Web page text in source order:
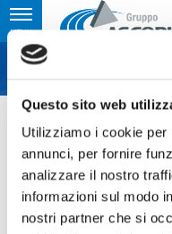
Questo sito web
Utilizziamo i cookie
annunci, per fornire
analizzare il nostro
informazioni sul modo
nostri partner che si
Toggle
MENU
Home›Aggregazioni
intesa proposto da Veneto
22.02.2008